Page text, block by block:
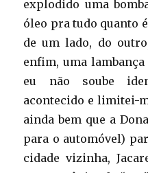
explodido uma
óleo pra tudo quanto
de um lado, do
enfim, uma
eu não soube
acontecido e limitei-
ainda bem que a
para o automóvel)
cidade vizinha,